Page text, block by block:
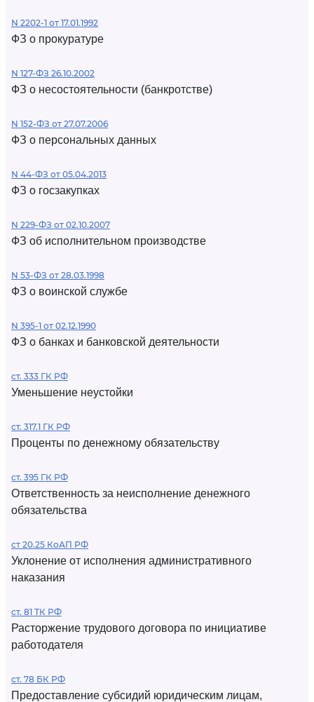
N 2202-1 от 17.01.1992
ФЗ о прокуратуре
N 127-ФЗ 26.10.2002
ФЗ о несостоятельности (банкротстве)
N 152-ФЗ от 27.07.2006
ФЗ о персональных данных
N 44-ФЗ от 05.04.2013
ФЗ о госзакупках
N 229-ФЗ от 02.10.2007
ФЗ об исполнительном производстве
N 53-ФЗ от 28.03.1998
ФЗ о воинской службе
N 395-1 от 02.12.1990
ФЗ о банках и банковской деятельности
ст. 333 ГК РФ
Уменьшение неустойки
ст. 317.1 ГК РФ
Проценты по денежному обязательству
ст. 395 ГК РФ
Ответственность за неисполнение денежного
обязательства
ст 20.25 КоАП РФ
Уклонение от исполнения административного
наказания
ст. 81 ТК РФ
Расторжение трудового договора по инициативе
работодателя
ст. 78 БК РФ
Предоставление субсидий юридическим лицам,